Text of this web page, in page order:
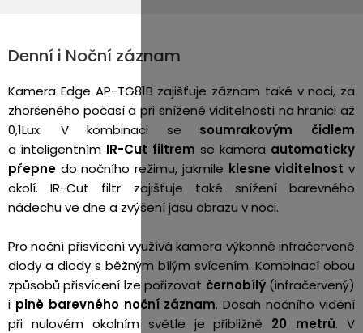
Denní i Noční záznam
Kamera Edge AP-TG81B zajišťuje záznam také v noci, za
zhoršeného počasí a při snížené viditelnosti na hranici až
0,1Lux. V kombinaci se soumrakovým čidlem
a inteligentním IR-Cut filtrem se kamera automaticky
přepne do nočního režimu, jakmile klesne viditelnost v
okolí. IR-Cut filtr zajišťuje také snížení barevného
nádechu ve dne a zvýšení jasu obrazu v noci.
Pro noční přisvícení využívá kamera výkonné infračervené
diody a diody s běžným bílým svícením. Kombinací obou
způsobů přisvícení lze pořizovat černobílý(infračervený)
i plně barevného noční záznam. Dosah nočního vidění
při nulovém okolním světle je přibližně 20 metrů. V